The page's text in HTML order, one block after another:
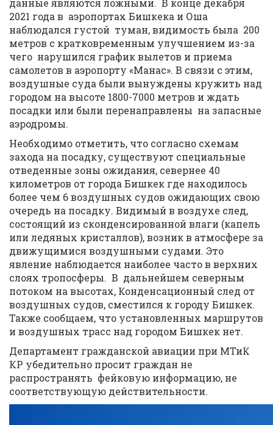
данные являются ложными. В конце декабря
2021 года в аэропортах Бишкека и Оша
наблюдался густой туман, видимость была 200
метров с кратковременным улучшением из-за
чего нарушился график вылетов и приема
самолетов в аэропорту «Манас». В связи с этим,
воздушные суда были вынуждены кружить над
городом на высоте 1800-7000 метров и ждать
посадки или были перенаправлены на запасные
аэродромы.
Необходимо отметить, что согласно схемам
захода на посадку, существуют специальные
отведенные зоны ожидания, севернее 40
километров от города Бишкек где находилось
более чем 6 воздушных судов ожидающих свою
очередь на посадку. Видимый в воздухе след,
состоящий из сконденсированной влаги (капель
или ледяных кристаллов), возник в атмосфере за
движущимися воздушными судами. Это
явление наблюдается наиболее часто в верхних
слоях тропосферы. В дальнейшем северным
потоком на высотах, Конденсационный след от
воздушных судов, сместился к городу Бишкек.
Также сообщаем, что установленных маршрутов
и воздушных трасс над городом Бишкек нет.
Департамент гражданской авиации при МТиК
КР убедительно просит граждан не
распространять фейковую информацию, не
соответствующую действительности.